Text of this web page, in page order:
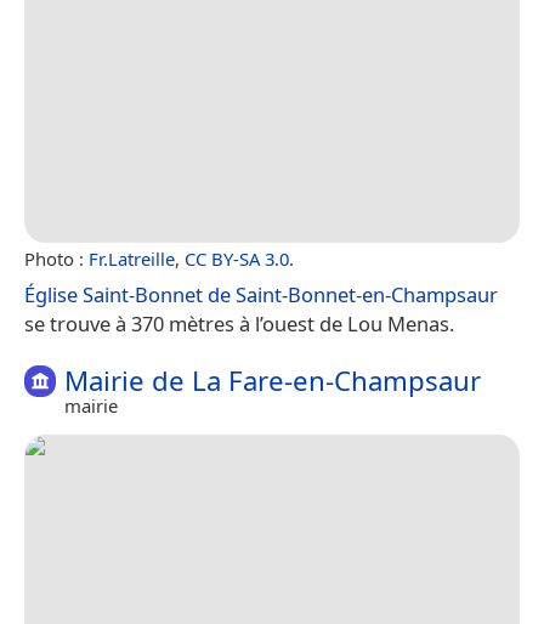
Photo : Fr.Latreille, CC BY-SA 3.0.
Église Saint-Bonnet de Saint-Bonnet-en-Champsaur
se trouve à 370 mètres à l’ouest de Lou Menas.
Mairie de La Fare-en-Champsaur
mairie